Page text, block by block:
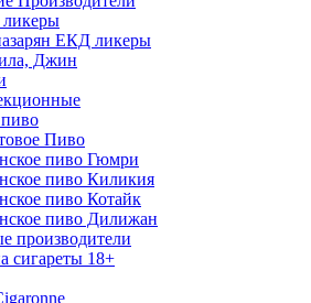
ЕКД ликеры
Джин
Пиво
пиво Гюмри
пиво Киликия
пиво Котайк
пиво Дилижан
производители
сигареты 18+